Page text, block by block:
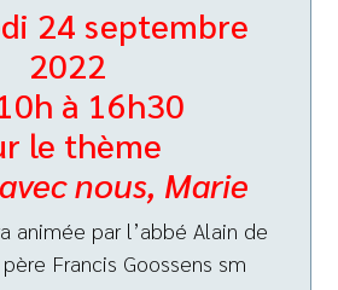
24 septembre
2022
à 16h30
le thème
nous, Marie
animée par l’abbé Alain de
Francis Goossens sm